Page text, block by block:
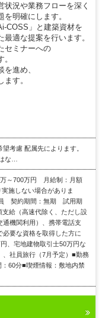
状況や業務フローを深く
します。
COSS」と建築資材を
提案を行います。
セミナーへの
進め、
。
考慮 配属先によります。
な…
～700万円 月給制：月額
施しない場合がありま
契約期間：無期 試用期
給（高速代除く、ただし設
機関利用）、携帯電話支
要な資格を取得した方に
、宅地建物取引士50万円な
、社員旅行（7月予定）■勤務
60分■喫煙情報：敷地内禁